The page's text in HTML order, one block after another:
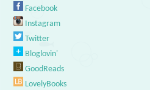
Facebook
Instagram
Twitter
Bloglovin'
GoodReads
LovelyBooks